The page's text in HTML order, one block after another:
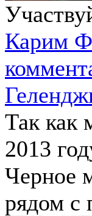
Карим
Так как
2013
Черное
рядом с